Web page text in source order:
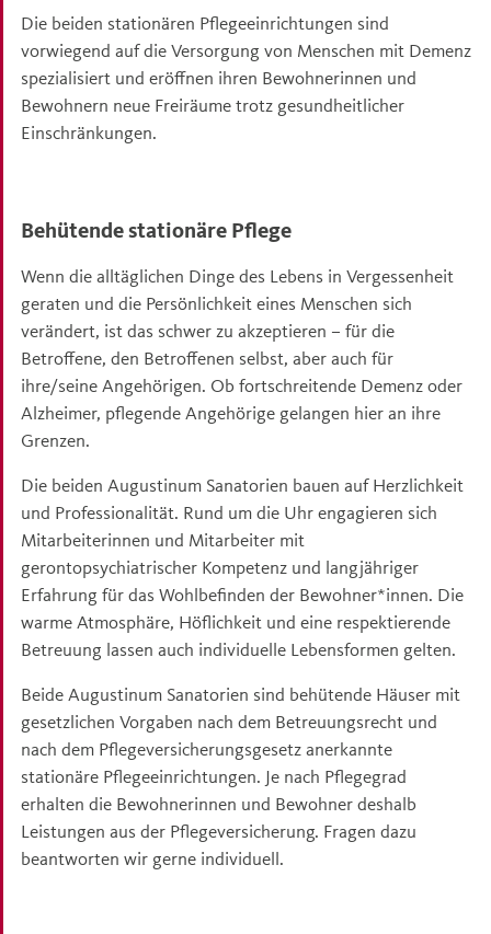
Die beiden stationären Pflegeeinrichtungen sind
vorwiegend auf die Versorgung von Menschen mit Demenz
spezialisiert und eröffnen ihren Bewohnerinnen und
Bewohnern neue Freiräume trotz gesundheitlicher
Einschränkungen.
Behütende stationäre Pflege
Wenn die alltäglichen Dinge des Lebens in Vergessenheit
geraten und die Persönlichkeit eines Menschen sich
verändert, ist das schwer zu akzeptieren – für die
Betroffene, den Betroffenen selbst, aber auch für
ihre/seine Angehörigen. Ob fortschreitende Demenz oder
Alzheimer, pflegende Angehörige gelangen hier an ihre
Grenzen.
Die beiden Augustinum Sanatorien bauen auf Herzlichkeit
und Professionalität. Rund um die Uhr engagieren sich
Mitarbeiterinnen und Mitarbeiter mit
gerontopsychiatrischer Kompetenz und langjähriger
Erfahrung für das Wohlbefinden der Bewohner*innen. Die
warme Atmosphäre, Höflichkeit und eine respektierende
Betreuung lassen auch individuelle Lebensformen gelten.
Beide Augustinum Sanatorien sind behütende Häuser mit
gesetzlichen Vorgaben nach dem Betreuungsrecht und
nach dem Pflegeversicherungsgesetz anerkannte
stationäre Pflegeeinrichtungen. Je nach Pflegegrad
erhalten die Bewohnerinnen und Bewohner deshalb
Leistungen aus der Pflegeversicherung. Fragen dazu
beantworten wir gerne individuell.